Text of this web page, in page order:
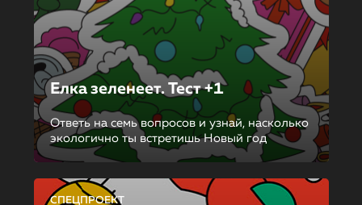
Елка зеленеет. Тест +1
Ответь на семь вопросов и узнай, насколько
экологично ты встретишь Новый год
СПЕЦПРОЕКТ